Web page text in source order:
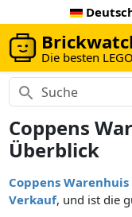
Die besten
Coppens
Überblick
Coppens Warenhuis
Verkauf, und ist die